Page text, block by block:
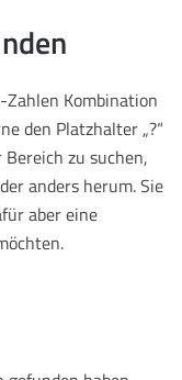
Zahlen Kombination
den Platzhalter „?“
zu suchen,
anders herum. Sie
aber eine